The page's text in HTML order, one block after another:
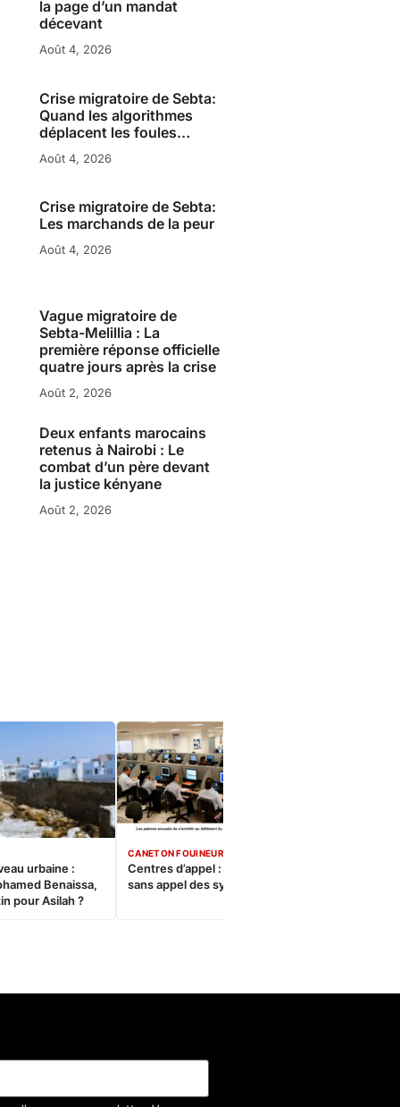
la page d’un mandat
décevant
Août 4, 2026
Crise migratoire de Sebta:
Quand les algorithmes
déplacent les foules…
Août 4, 2026
Crise migratoire de Sebta:
Les marchands de la peur
Août 4, 2026
Vague migratoire de
Sebta-Melillia : La
première réponse officielle
quatre jours après la crise
Août 2, 2026
Deux enfants marocains
retenus à Nairobi : Le
combat d’un père devant
la justice kényane
Août 2, 2026
urbaine :
Benaissa,
pour Asilah ?
CANETON FOUINEUR
Centres d’appel : Le constat
sans appel des syndicats